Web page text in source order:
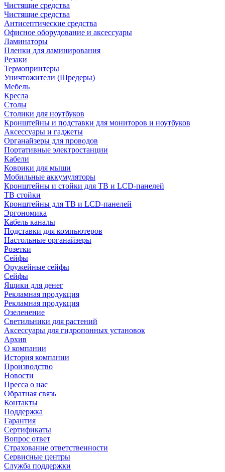
Чистящие средства
Чистящие средства
Антисептические средства
Офисное оборудование и аксессуары
Ламинаторы
Пленки для ламинирования
Резаки
Термопринтеры
Уничтожители (Шредеры)
Мебель
Кресла
Столы
Столики для ноутбуков
Кронштейны и подставки для мониторов и ноутбуков
Аксессуары и гаджеты
Органайзеры для проводов
Портативные электростанции
Кабели
Коврики для мыши
Мобильные аккумуляторы
Кронштейны и стойки для ТВ и LCD-панелей
ТВ стойки
Кронштейны для ТВ и LCD-панелей
Эргономика
Кабель каналы
Подставки для компьютеров
Настольные органайзеры
Розетки
Сейфы
Оружейные сейфы
Сейфы
Ящики для денег
Рекламная продукция
Рекламная продукция
Озеленение
Светильники для растений
Аксессуары для гидропонных установок
Архив
О компании
История компании
Производство
Новости
Пресса о нас
Обратная связь
Контакты
Поддержка
Гарантия
Сертификаты
Вопрос ответ
Страхование ответственности
Сервисные центры
Служба поддержки